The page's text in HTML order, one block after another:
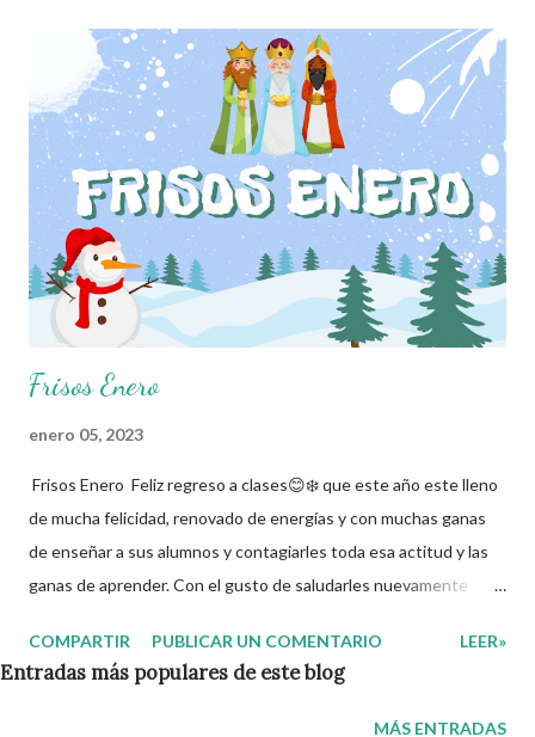
Frisos Enero
enero 05, 2023
Frisos Enero Feliz regreso a clases😊❄️ que este año este lleno
de mucha felicidad, renovado de energías y con muchas ganas
de enseñar a sus alumnos y contagiarles toda esa actitud y las
ganas de aprender. Con el gusto de saludarles nuevamente
utilizar para decorar el aula o como ustedes deseen. 👨👧
Agradecemos con mucho entusiasmo a los autores de tan
estupendo material 👏 y les recordamos que nosotros
COMPARTIR PUBLICAR UN COMENTARIO LEER»
MÁS ENTRADAS
Entradas más populares de este blog